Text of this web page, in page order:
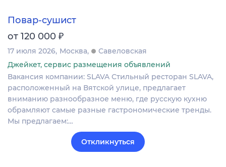
Повар-сушист
от 120 000 ₽
17 июля 2026 Москва
Савеловская
Джейкет, сервис размещения объявлений
Вакансия компании: SLAVA Стильный ресторан SLAVA,
расположенный на Вятской улице, предлагает
вниманию разнообразное меню, где русскую кухню
обрамляют самые разные гастрономические тренды.
Мы предлагаем:…
Откликнуться